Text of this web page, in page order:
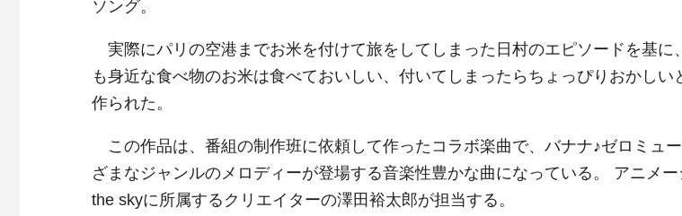
ソング。
実際にパリの空港までお米を付けて旅をしてしまった日村のエピソードを基に
も身近な食べ物のお米は食べておいしい、付いてしまったらちょっぴりおかしい
作られた。
この作品は、番組の制作班に依頼して作ったコラボ楽曲で、バナナ♪ゼロミュ
ざまなジャンルのメロディーが登場する音楽性豊かな曲になっている。 アニメ
the skyに所属するクリエイターの澤田裕太郎が担当する。